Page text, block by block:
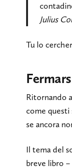
Julius
Tu lo
Ritornando
come questi
se ancora
Il tema del
breve libro